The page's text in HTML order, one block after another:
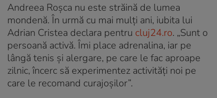
Andreea Roșca nu este străină de lumea
mondenă. În urmă cu mai mulți ani, iubita lui
Adrian Cristea declara pentru cluj24.ro. „Sunt o
persoană activă. Îmi place adrenalina, iar pe
lângă tenis și alergare, pe care le fac aproape
zilnic, încerc să experimentez activități noi pe
care le recomand curajoșilor”.